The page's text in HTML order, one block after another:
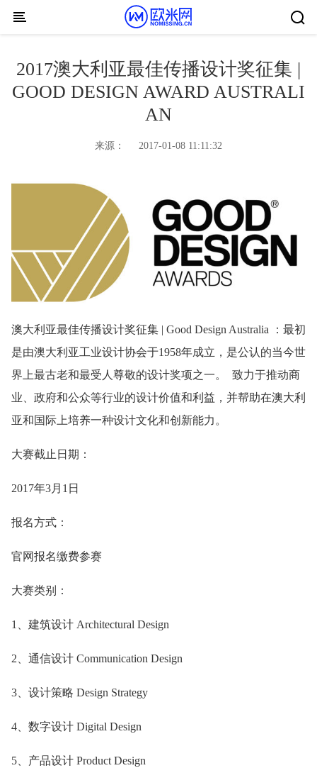
Skip to content
2017澳大利亚最佳传播设计奖征集 |
GOOD DESIGN AWARD AUSTRALI
AN
来源： 2017-01-08 11:11:32
澳大利亚最佳传播设计奖征集 | Good Design Australia ：最初
是由澳大利亚工业设计协会于1958年成立，是公认的当今世
界上最古老和最受人尊敬的设计奖项之一。 致力于推动商
业、政府和公众等行业的设计价值和利益，并帮助在澳大利
亚和国际上培养一种设计文化和创新能力。
大赛截止日期：
2017年3月1日
报名方式：
官网报名缴费参赛
大赛类别：
1、建筑设计 Architectural Design
2、通信设计 Communication Design
3、设计策略 Design Strategy
4、数字设计 Digital Design
5、产品设计 Product Design